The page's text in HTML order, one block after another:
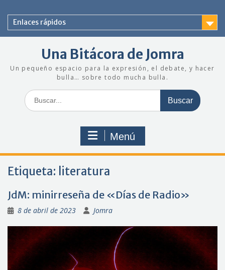
contenido
Enlaces rápidos
Una Bitácora de Jomra
Un pequeño espacio para la expresión, el debate, y hacer
bulla… sobre todo mucha bulla.
Buscar:
Menú
Etiqueta: literatura
JdM: minirreseña de «Días de Radio»
8 de abril de 2023 Jomra